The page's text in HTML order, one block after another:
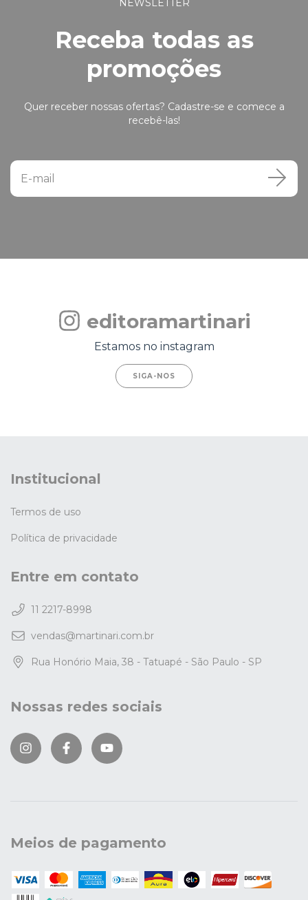
NEWSLETTER
Receba todas as
promoções
Quer receber nossas ofertas? Cadastre-se e comece a
recebê-las!
editoramartinari
Estamos no instagram
SIGA-NOS
Institucional
Termos de uso
Política de privacidade
Entre em contato
11 2217-8998
vendas@martinari.com.br
Rua Honório Maia, 38 - Tatuapé - São Paulo - SP
Nossas redes sociais
Meios de pagamento